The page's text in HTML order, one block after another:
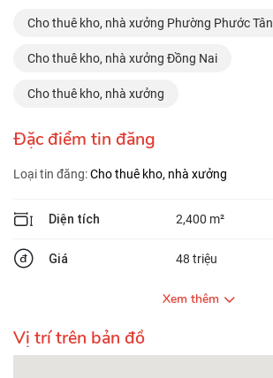
Cho thuê kho, nhà xưởng Phường Phước Tân
Cho thuê kho, nhà xưởng Đồng Nai
Cho thuê kho, nhà xưởng
Đặc điểm tin đăng
Loại tin đăng:Cho thuê kho, nhà xưởng
Diện tích 2,400 m²
Giá 48 triệu
Xem thêm
Vị trí trên bản đồ